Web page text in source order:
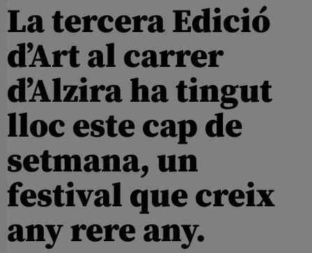
La tercera Edició
d’Art al carrer
d’Alzira ha tingut
lloc este cap de
setmana, un
festival que creix
any rere any.